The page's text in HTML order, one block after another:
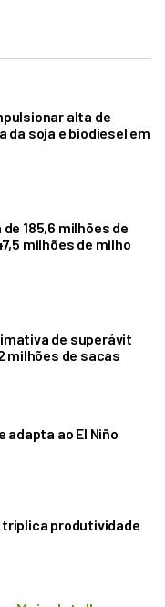
alta de
da soja e biodiesel em
185,6 milhões de
milhões de milho
de superávit
milhões de sacas
ao El Niño
produtividade